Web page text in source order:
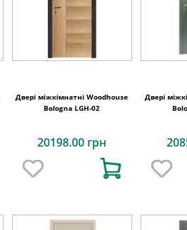
Двері міжкімнатні Woodhouse
Bologna LGH-02
20198.00 грн
Двері